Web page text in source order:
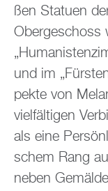
ßen Sta­tu­en
Ober­ge­schoss
und im
pek­te von
viel­fäl­ti­gen
als eine
schem Rang
neben